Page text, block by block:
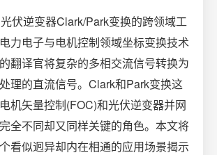
伏逆变器Clark/Park变换的跨领域工
力电子与电机控制领域坐标变换技术
翻译官将复杂的多相交流信号转换为
理的直流信号。Clark和Park变换这
机矢量控制(FOC)和光伏逆变器并网
全不同却又同样关键的角色。本文将
看似迥异却内在相通的应用场景揭示